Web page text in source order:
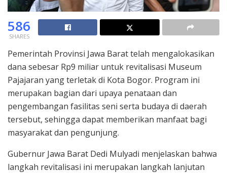
586
SHARES
Pemerintah Provinsi Jawa Barat telah mengalokasikan
dana sebesar Rp9 miliar untuk revitalisasi Museum
Pajajaran yang terletak di Kota Bogor. Program ini
merupakan bagian dari upaya penataan dan
pengembangan fasilitas seni serta budaya di daerah
tersebut, sehingga dapat memberikan manfaat bagi
masyarakat dan pengunjung.
Gubernur Jawa Barat Dedi Mulyadi menjelaskan bahwa
langkah revitalisasi ini merupakan langkah lanjutan